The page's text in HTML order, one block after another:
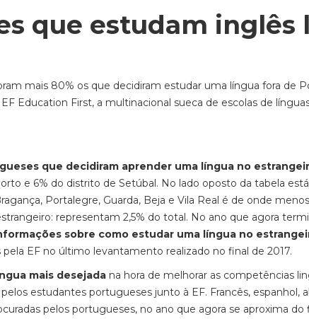
que estudam inglês
mais 80% os que decidiram estudar uma língua fora de
Education First, a multinacional sueca de escolas de
que decidiram aprender uma língua no
e 6% do distrito de Setúbal. No lado oposto da tabela
Portalegre, Guarda, Beja e Vila Real é de onde
representam 2,5% do total. No ano que agora
sobre como estudar uma língua no
EF no último levantamento realizado no final de 2017.
mais desejada na hora de melhorar as competências
estudantes portugueses junto à EF. Francês, espanhol,
pelos portugueses, no ano que agora se aproxima